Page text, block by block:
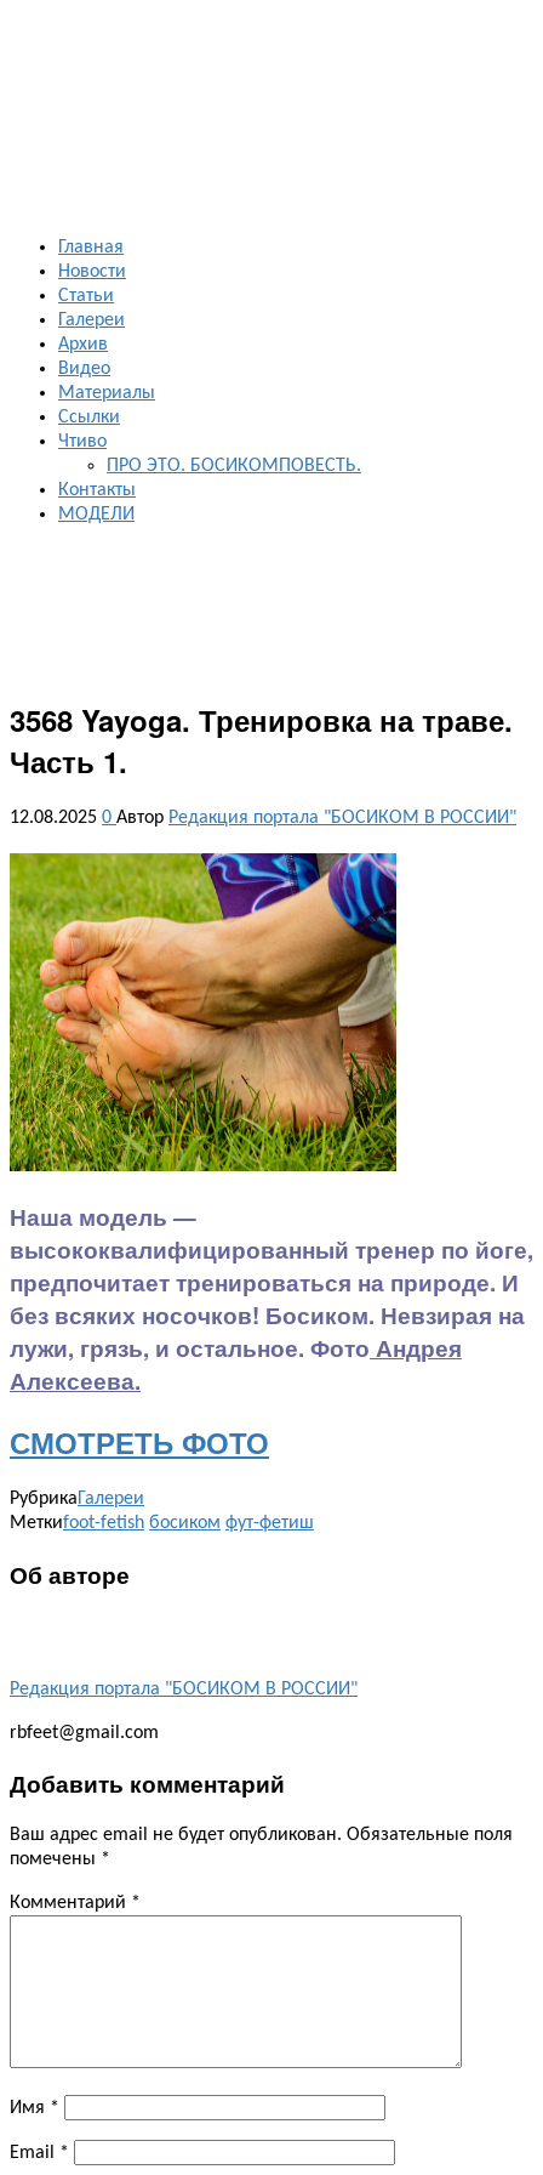
Главная
Новости
Статьи
Галереи
Архив
Видео
Материалы
Ссылки
Чтиво
ПРО ЭТО. БОСИКОМПОВЕСТЬ.
Контакты
МОДЕЛИ
3568 Yayoga. Тренировка на траве.
Часть 1.
12.08.2025 0 Автор Редакция портала "БОСИКОМ В РОССИИ"
Наша модель —
высококвалифицированный тренер по йоге,
предпочитает тренироваться на природе. И
без всяких носочков! Босиком. Невзирая на
лужи, грязь, и остальное. Фото Андрея
Алексеева.
СМОТРЕТЬ ФОТО
Рубрика Галереи
Меткиfoot-fetish босиком фут-фетиш
Об авторе
Редакция портала "БОСИКОМ В РОССИИ"
rbfeet@gmail.com
Добавить комментарий
Ваш адрес email не будет опубликован. Обязательные поля
помечены *
Комментарий *
Имя *
Email *